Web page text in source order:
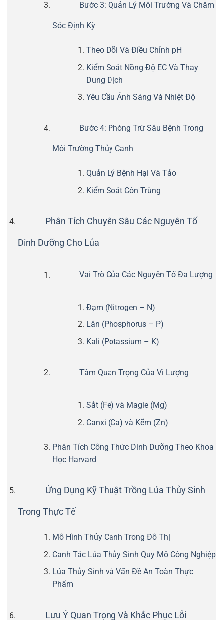
Bước 3: Quản Lý Môi Trường Và Chăm
Sóc Định Kỳ
Theo Dõi Và Điều Chỉnh pH
Kiểm Soát Nồng Độ EC Và Thay
Dung Dịch
Yêu Cầu Ánh Sáng Và Nhiệt Độ
Bước 4: Phòng Trừ Sâu Bệnh Trong
Môi Trường Thủy Canh
Quản Lý Bệnh Hại Và Tảo
Kiểm Soát Côn Trùng
Phân Tích Chuyên Sâu Các Nguyên Tố
Dinh Dưỡng Cho Lúa
Vai Trò Của Các Nguyên Tố Đa Lượng
Đạm (Nitrogen – N)
Lân (Phosphorus – P)
Kali (Potassium – K)
Tầm Quan Trọng Của Vi Lượng
Sắt (Fe) và Magie (Mg)
Canxi (Ca) và Kẽm (Zn)
Phân Tích Công Thức Dinh Dưỡng Theo Khoa
Học Harvard
Ứng Dụng Kỹ Thuật Trồng Lúa Thủy Sinh
Trong Thực Tế
Mô Hình Thủy Canh Trong Đô Thị
Canh Tác Lúa Thủy Sinh Quy Mô Công Nghiệp
Lúa Thủy Sinh và Vấn Đề An Toàn Thực
Phẩm
Lưu Ý Quan Trọng Và Khắc Phục Lỗi